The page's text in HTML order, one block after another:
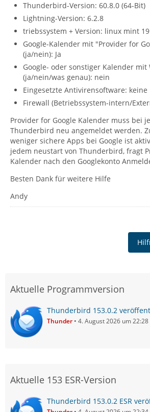
Thunderbird-Version: 60.8.0 (64-Bit)
Lightning-Version: 6.2.8
triebssystem + Version: linux mint 19
Google-Kalender mit "Provider for
(ja/nein): Ja
Google- oder sonstiger Kalender mit
(ja/nein/was genau): nein
Eingesetzte Antivirensoftware: keine
Firewall (Betriebssystem-intern/
Provider for Google Kalender muss bei
Thunderbird neu angemeldet werden.
weniger sichere Apps bei Google ist
jedem neustart von Thunderbird, fragt
Kalender nach den Googlekonto
Besten Dank für weitere Hilfe
Andy
Aktuelle Programmversion
Thunderbird 153.0.2
Thunder 4. August 2026 um 22:28
Aktuelle 153 ESR-Version
Thunderbird 153.0.2 ESR